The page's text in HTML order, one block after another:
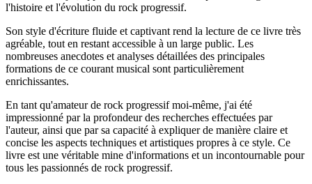
l'histoire et l'évolution du rock progressif.
Son style d'écriture fluide et captivant rend la lecture de ce livre très
agréable, tout en restant accessible à un large public. Les
nombreuses anecdotes et analyses détaillées des principales
formations de ce courant musical sont particulièrement
enrichissantes.
En tant qu'amateur de rock progressif moi-même, j'ai été
impressionné par la profondeur des recherches effectuées par
l'auteur, ainsi que par sa capacité à expliquer de manière claire et
concise les aspects techniques et artistiques propres à ce style. Ce
livre est une véritable mine d'informations et un incontournable pour
tous les passionnés de rock progressif.